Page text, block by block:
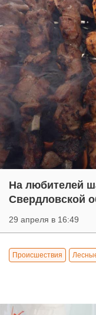
На любителей
Свердловской
29 апреля в 16:49
Происшествия